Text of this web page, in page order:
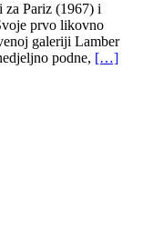
Pariz (1967) i
prvo likovno
galeriji Lamber
podne, […]